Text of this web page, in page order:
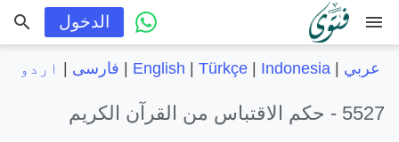
menu الدخول
عربي |
English Türkçe| Indonesia فارسی اردو
5527 - حكم الاقتباس من القرآن الكريم